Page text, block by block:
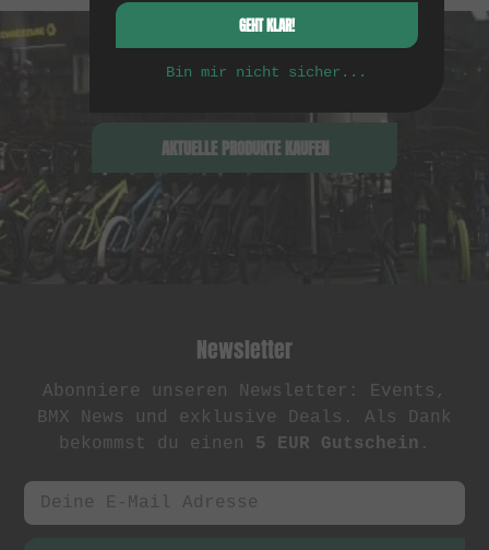
AKTUELLE PRODUKTE KAUFEN
Newsletter
Abonniere unseren Newsletter: Events,
BMX News und exklusive Deals. Als Dank
bekommst du einen 5 EUR Gutschein .
GEHT KLAR!
Bin mir nicht sicher...